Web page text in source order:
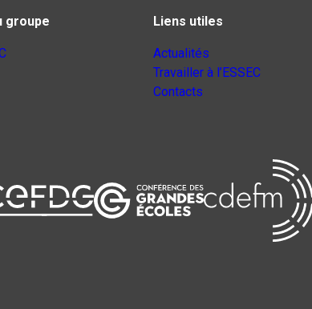
groupe Liens utiles
Actualités
Travailler à l’ESSEC
Contacts